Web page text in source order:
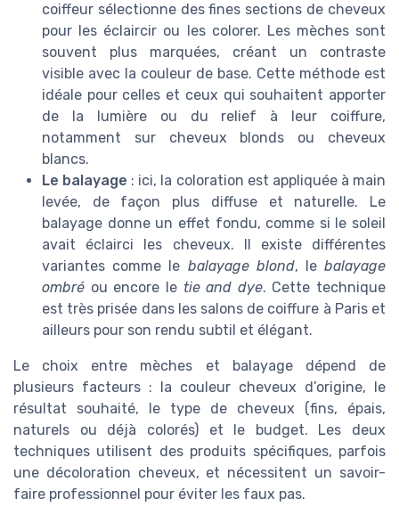
coiffeur sélectionne des fines sections de cheveux
pour les éclaircir ou les colorer. Les mèches sont
souvent plus marquées, créant un contraste
visible avec la couleur de base. Cette méthode est
idéale pour celles et ceux qui souhaitent apporter
de la lumière ou du relief à leur coiffure,
notamment sur cheveux blonds ou cheveux
blancs.
Le balayage : ici, la coloration est appliquée à main
levée, de façon plus diffuse et naturelle. Le
balayage donne un effet fondu, comme si le soleil
avait éclairci les cheveux. Il existe différentes
variantes comme le balayage blond, lebalayage
ombré ou encore le tie and dye. Cette technique
est très prisée dans les salons de coiffure à Paris et
ailleurs pour son rendu subtil et élégant.
Le choix entre mèches et balayage dépend de
plusieurs facteurs : la couleur cheveux d’origine, le
résultat souhaité, le type de cheveux (fins, épais,
naturels ou déjà colorés) et le budget. Les deux
techniques utilisent des produits spécifiques, parfois
une décoloration cheveux, et nécessitent un savoir-
faire professionnel pour éviter les faux pas.